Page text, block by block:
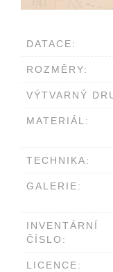
DATACE:
ROZMĚRY:
VÝTVARNÝ
MATERIÁL:
TECHNIKA:
GALERIE:
INVENTÁRNÍ
ČÍSLO:
LICENCE: